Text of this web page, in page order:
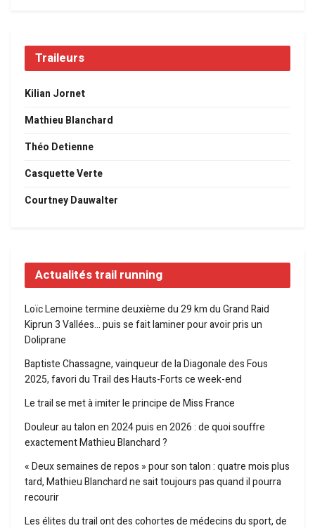
Traileurs
Kilian Jornet
Mathieu Blanchard
Théo Detienne
Casquette Verte
Courtney Dauwalter
Actualités trail running
Loïc Lemoine termine deuxième du 29 km du Grand Raid
Kiprun 3 Vallées… puis se fait laminer pour avoir pris un
Doliprane
Baptiste Chassagne, vainqueur de la Diagonale des Fous
2025, favori du Trail des Hauts-Forts ce week-end
Le trail se met à imiter le principe de Miss France
Douleur au talon en 2024 puis en 2026 : de quoi souffre
exactement Mathieu Blanchard ?
« Deux semaines de repos » pour son talon : quatre mois plus
tard, Mathieu Blanchard ne sait toujours pas quand il pourra
recourir
Les élites du trail ont des cohortes de médecins du sport, de